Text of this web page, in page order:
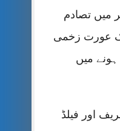
میں تصادم
عورت زخمی
ہونے میں
اور فیلڈ